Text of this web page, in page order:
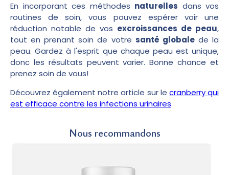
En incorporant ces méthodes naturelles dans vos
routines de soin, vous pouvez espérer voir une
réduction notable de vos excroissances de peau,
tout en prenant soin de votre santé globalede la
peau. Gardez à l'esprit que chaque peau est unique,
donc les résultats peuvent varier. Bonne chance et
prenez soin de vous!
Découvrez également notre article sur le cranberry qui
est efficace contre les infections urinaires.
Nous recommandons